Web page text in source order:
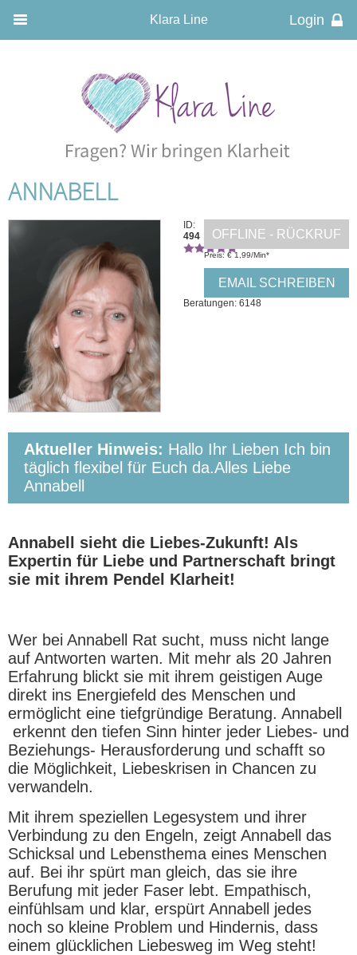
Klara Line
ANNABELL
OFFLINE - RÜCKRUF
Preis: € 1,99/Min*
EMAIL SCHREIBEN
ID:
494
Beratungen: 6148
Aktueller Hinweis: Hallo Ihr Lieben Ich bin
täglich flexibel für Euch da.Alles Liebe
Annabell
Annabell sieht die Liebes-Zukunft! Als
Expertin für Liebe und Partnerschaft bringt
sie mit ihrem Pendel Klarheit!
Wer bei Annabell Rat sucht, muss nicht lange
auf Antworten warten. Mit mehr als 20 Jahren
Erfahrung blickt sie mit ihrem geistigen Auge
direkt ins Energiefeld des Menschen und
ermöglicht eine tiefgründige Beratung. Annabell
erkennt den tiefen Sinn hinter jeder Liebes- und
Beziehungs- Herausforderung und schafft so
die Möglichkeit, Liebeskrisen in Chancen zu
verwandeln.
Mit ihrem speziellen Legesystem und ihrer
Verbindung zu den Engeln, zeigt Annabell das
Schicksal und Lebensthema eines Menschen
auf. Bei ihr spürt man gleich, das sie ihre
Berufung mit jeder Faser lebt. Empathisch,
einfühlsam und klar, erspürt Annabell jedes
noch so kleine Problem und Hindernis, dass
einem glücklichen Liebesweg im Weg steht!